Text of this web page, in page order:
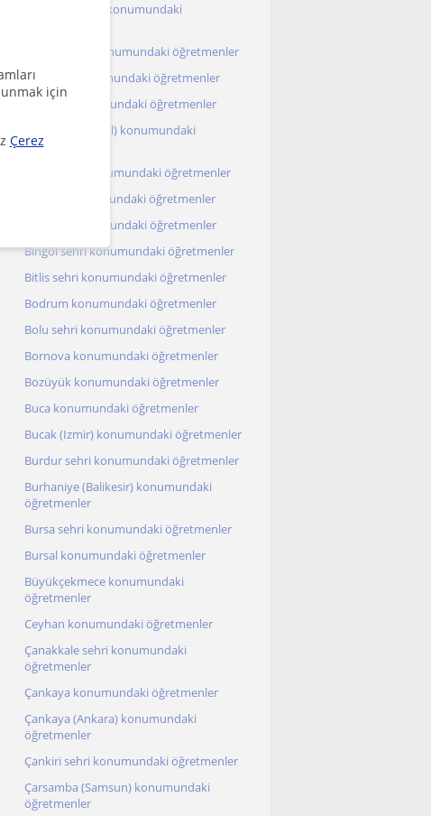
için
Çerez
Bayrakli (Izmir) konumundaki
Bayrampasa konumundaki öğretmenler
Bergama konumundaki öğretmenler
Besiktas konumundaki öğretmenler
Beykoz (Istanbul) konumundaki
öğretmenler
Beylikdüzü konumundaki öğretmenler
Beyoglu konumundaki öğretmenler
Beytepe konumundaki öğretmenler
Bingöl sehri konumundaki öğretmenler
Bitlis sehri konumundaki öğretmenler
Bodrum konumundaki öğretmenler
Bolu sehri konumundaki öğretmenler
Bornova konumundaki öğretmenler
Bozüyük konumundaki öğretmenler
Buca konumundaki öğretmenler
Bucak (Izmir) konumundaki öğretmenler
Burdur sehri konumundaki öğretmenler
Burhaniye (Balikesir) konumundaki
öğretmenler
Bursa sehri konumundaki öğretmenler
Bursal konumundaki öğretmenler
Büyükçekmece konumundaki
öğretmenler
Ceyhan konumundaki öğretmenler
Çanakkale sehri konumundaki
öğretmenler
Çankaya konumundaki öğretmenler
Çankaya (Ankara) konumundaki
öğretmenler
Çankiri sehri konumundaki öğretmenler
Çarsamba (Samsun) konumundaki
öğretmenler